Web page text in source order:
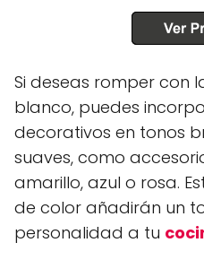
Si deseas romper con
blanco, puedes
decorativos en tonos
suaves, como
amarillo, azul o rosa.
de color añadirán un
personalidad a tu